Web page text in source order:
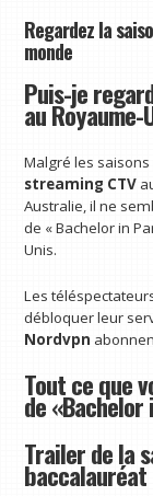
Regardez la
monde
Puis-je
au
Malgré les
streaming CTV
Australie, il ne
de « Bachelor in
Unis.
Les
débloquer leur
Nordvpn
Tout ce que
de
Trailer de la
baccalauréat